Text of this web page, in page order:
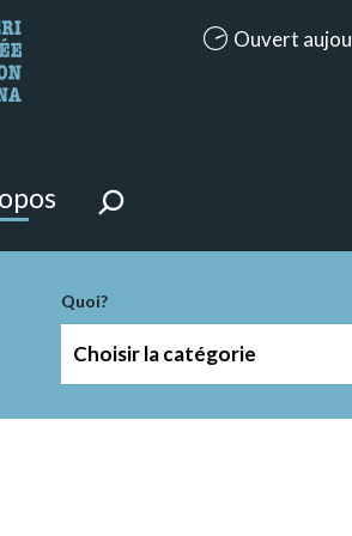
de la page.
Ouvert
Quoi?
Choisir la catégorie